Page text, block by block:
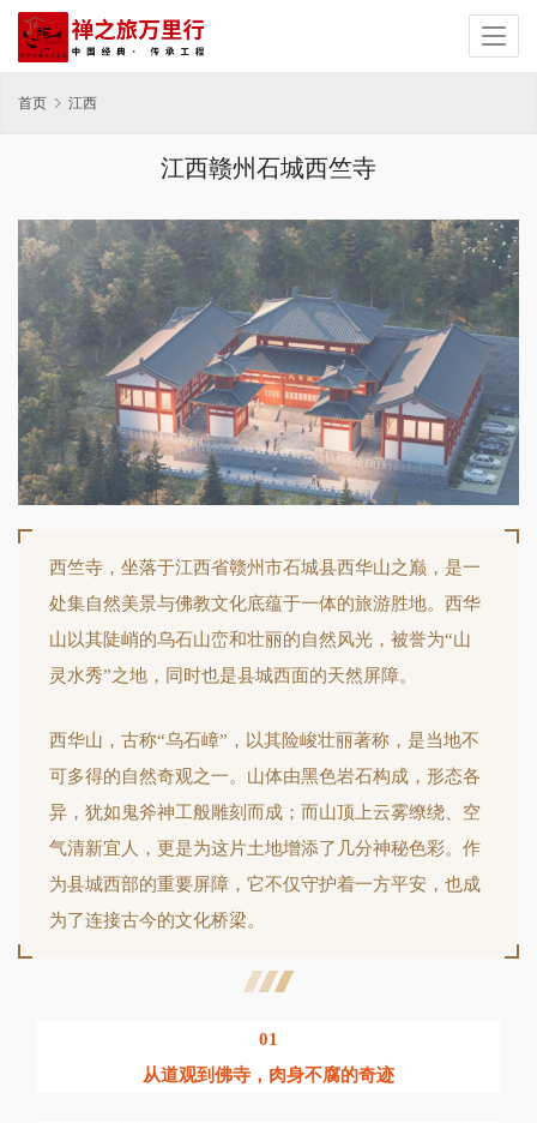
首页 江西
江西赣州石城西竺寺
西竺寺，坐落于江西省赣州市石城县西华山之巅，是一
处集自然美景与佛教文化底蕴于一体的旅游胜地。西华
山以其陡峭的乌石山峦和壮丽的自然风光，被誉为“山
灵水秀”之地，同时也是县城西面的天然屏障。
西华山，古称“乌石嶂”，以其险峻壮丽著称，是当地不
可多得的自然奇观之一。山体由黑色岩石构成，形态各
异，犹如鬼斧神工般雕刻而成；而山顶上云雾缭绕、空
气清新宜人，更是为这片土地增添了几分神秘色彩。作
为县城西部的重要屏障，它不仅守护着一方平安，也成
为了连接古今的文化桥梁。
01
从道观到佛寺，肉身不腐的奇迹